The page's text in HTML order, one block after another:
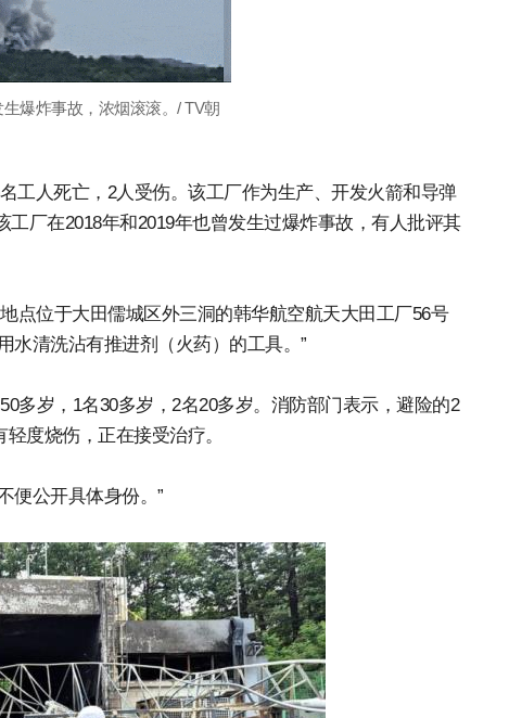
爆炸事故，浓烟滚滚。/ TV朝
工人死亡，2人受伤。该工厂作为生产、开发火箭和导弹
厂在2018年和2019年也曾发生过爆炸事故，有人批评其
点位于大田儒城区外三洞的韩华航空航天大田工厂56号
水清洗沾有推进剂（火药）的工具。”
多岁，1名30多岁，2名20多岁。消防部门表示，避险的2
度烧伤，正在接受治疗。
便公开具体身份。”